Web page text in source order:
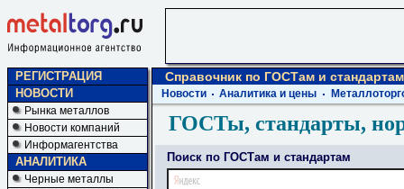
РЕГИСТРАЦИЯ
НОВОСТИ
Рынка металлов
Новости компаний
Информагентства
АНАЛИТИКА
Черные металлы
Справочник по ГОСТам и стандартам
Новости Аналитика и цены
ГОСТы, стандарты,
Поиск по ГОСТам и стандартам